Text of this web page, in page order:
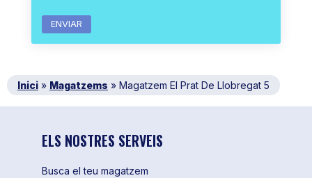
Inici » Magatzems » Magatzem El Prat De Llobregat 5
ELS NOSTRES SERVEIS
Busca el teu magatzem